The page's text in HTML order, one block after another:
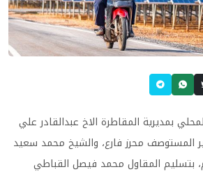
بمديرية المقاطرة الاخ عبدالقادر علي
المستوصف محرز فارع، والشيخ محمد سعيد
بتسليم المقاول محمد فيصل القباطي